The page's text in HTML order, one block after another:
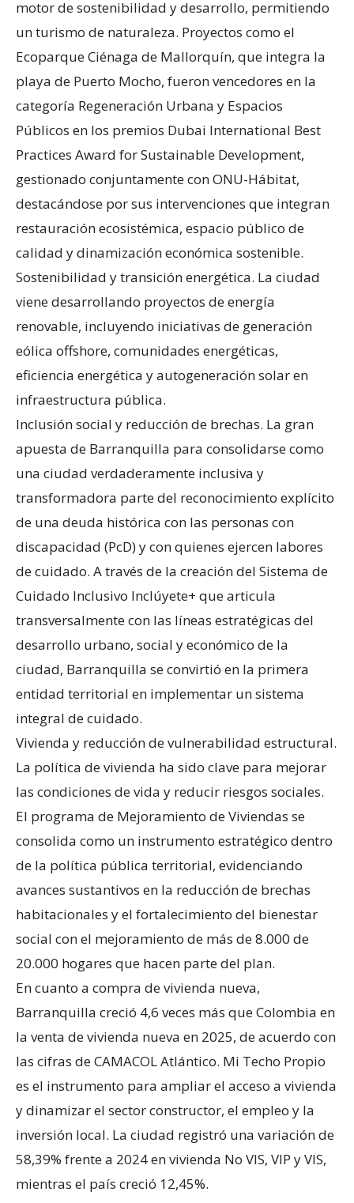
motor de sostenibilidad y desarrollo, permitiendo
un turismo de naturaleza. Proyectos como el
Ecoparque Ciénaga de Mallorquín, que integra la
playa de Puerto Mocho, fueron vencedores en la
categoría Regeneración Urbana y Espacios
Públicos en los premios Dubai International Best
Practices Award for Sustainable Development,
gestionado conjuntamente con ONU-Hábitat,
destacándose por sus intervenciones que integran
restauración ecosistémica, espacio público de
calidad y dinamización económica sostenible.
Sostenibilidad y transición energética. La ciudad
viene desarrollando proyectos de energía
renovable, incluyendo iniciativas de generación
eólica offshore, comunidades energéticas,
eficiencia energética y autogeneración solar en
infraestructura pública.
Inclusión social y reducción de brechas. La gran
apuesta de Barranquilla para consolidarse como
una ciudad verdaderamente inclusiva y
transformadora parte del reconocimiento explícito
de una deuda histórica con las personas con
discapacidad (PcD) y con quienes ejercen labores
de cuidado. A través de la creación del Sistema de
Cuidado Inclusivo Inclúyete+ que articula
transversalmente con las líneas estratégicas del
desarrollo urbano, social y económico de la
ciudad, Barranquilla se convirtió en la primera
entidad territorial en implementar un sistema
integral de cuidado.
Vivienda y reducción de vulnerabilidad estructural.
La política de vivienda ha sido clave para mejorar
las condiciones de vida y reducir riesgos sociales.
El programa de Mejoramiento de Viviendas se
consolida como un instrumento estratégico dentro
de la política pública territorial, evidenciando
avances sustantivos en la reducción de brechas
habitacionales y el fortalecimiento del bienestar
social con el mejoramiento de más de 8.000 de
20.000 hogares que hacen parte del plan.
En cuanto a compra de vivienda nueva,
Barranquilla creció 4,6 veces más que Colombia en
la venta de vivienda nueva en 2025, de acuerdo con
las cifras de CAMACOL Atlántico. Mi Techo Propio
es el instrumento para ampliar el acceso a vivienda
y dinamizar el sector constructor, el empleo y la
inversión local. La ciudad registró una variación de
58,39% frente a 2024 en vivienda No VIS, VIP y VIS,
mientras el país creció 12,45%.